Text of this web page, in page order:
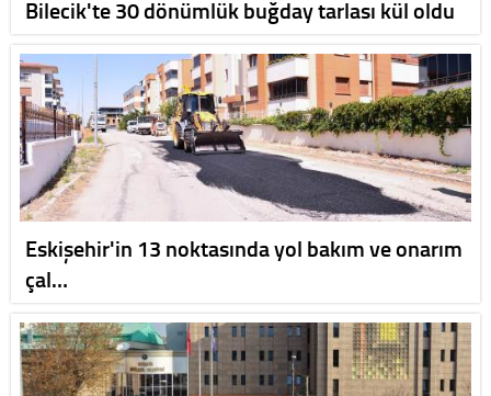
Bilecik'te 30 dönümlük buğday tarlası kül oldu
Eskişehir'in 13 noktasında yol bakım ve onarım
çal…